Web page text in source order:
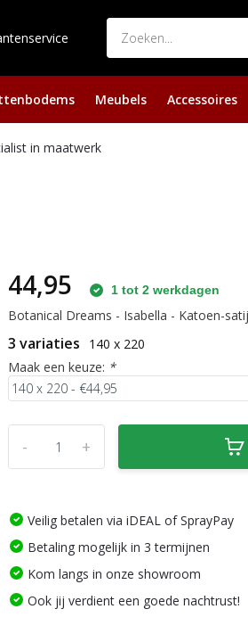
Meubels Accessoires
in maatwerk
44,95 1 tot 2 werkdagen
Botanical Dreams - Isabella - Katoen-
3 variaties
140 x 220
Maak een keuze: *
+
-
Veilig betalen via iDEAL of SprayPay
Betaling mogelijk in 3 termijnen
Kom langs in onze showroom
Ook jij verdient een goede nachtrust!